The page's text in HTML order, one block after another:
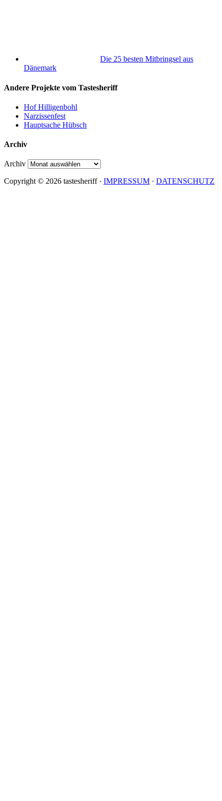
Die 25 besten Mitbringsel aus
Dänemark
Andere Projekte vom Tastesheriff
Hof Hilligenbohl
Narzissenfest
Hauptsache Hübsch
Archiv
Archiv
Copyright © 2026 tastesheriff · IMPRESSUM · DATENSCHUTZ